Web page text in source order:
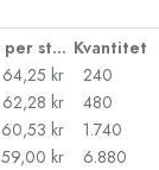
Pris per styck Kvantitet
64,25 kr
62,28 kr
60,53 kr
59,00 kr
240
480
1.740
6.880